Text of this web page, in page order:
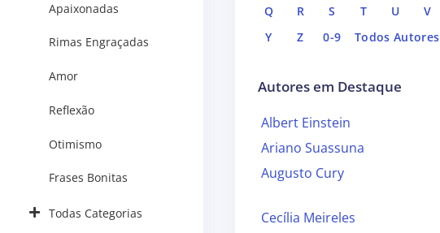
Apaixonadas
Rimas Engraçadas
Amor
Reflexão
Otimismo
Frases Bonitas
Todas Categorias
Q
R S T U V
Y
Z 0-9 Todos Autores
Autores em Destaque
Albert Einstein
Ariano Suassuna
Augusto Cury
Cecília Meireles